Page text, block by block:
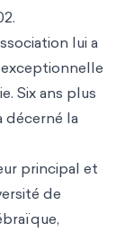
lui a
Six ans plus
décerné la
principal et
de